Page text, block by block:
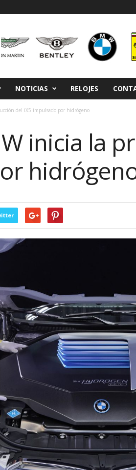
NOTICIAS RELOJES
del iX5 impulsado por hidrógeno
inicia la